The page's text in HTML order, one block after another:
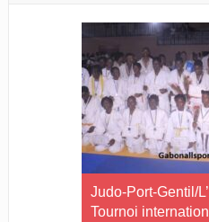
Judo-Port-Gentil/
Tournoi